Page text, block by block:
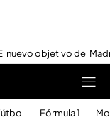
nuevo objetivo del
Fórmula 1